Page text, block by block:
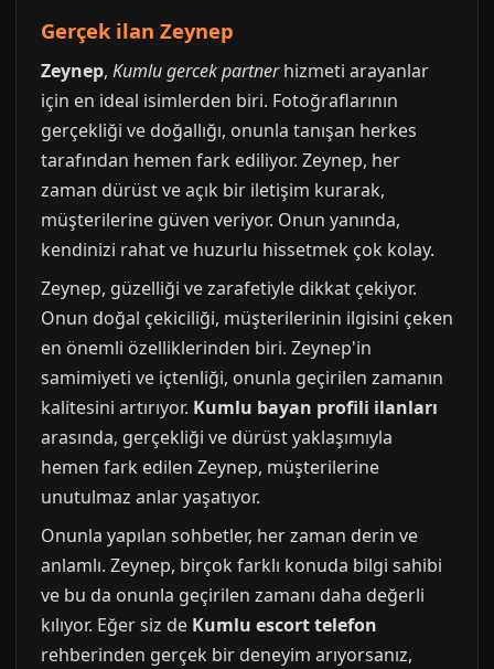
Gerçek ilan Zeynep
Zeynep, Kumlu gercek partnerhizmeti arayanlar
için en ideal isimlerden biri. Fotoğraflarının
gerçekliği ve doğallığı, onunla tanışan herkes
tarafından hemen fark ediliyor. Zeynep, her
zaman dürüst ve açık bir iletişim kurarak,
müşterilerine güven veriyor. Onun yanında,
kendinizi rahat ve huzurlu hissetmek çok kolay.
Zeynep, güzelliği ve zarafetiyle dikkat çekiyor.
Onun doğal çekiciliği, müşterilerinin ilgisini çeken
en önemli özelliklerinden biri. Zeynep'in
samimiyeti ve içtenliği, onunla geçirilen zamanın
kalitesini artırıyor. Kumlu bayan profili ilanları
arasında, gerçekliği ve dürüst yaklaşımıyla
hemen fark edilen Zeynep, müşterilerine
unutulmaz anlar yaşatıyor.
Onunla yapılan sohbetler, her zaman derin ve
anlamlı. Zeynep, birçok farklı konuda bilgi sahibi
ve bu da onunla geçirilen zamanı daha değerli
kılıyor. Eğer siz de Kumlu escort telefon
rehberinden gerçek bir deneyim arıyorsanız,